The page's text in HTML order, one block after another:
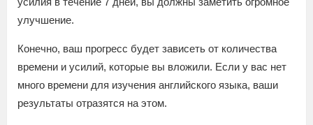
улучшение.
Конечно, ваш прогресс будет зависеть от количества
времени и усилий, которые вы вложили. Если у вас нет
много времени для изучения английского языка, ваши
результаты отразятся на этом.